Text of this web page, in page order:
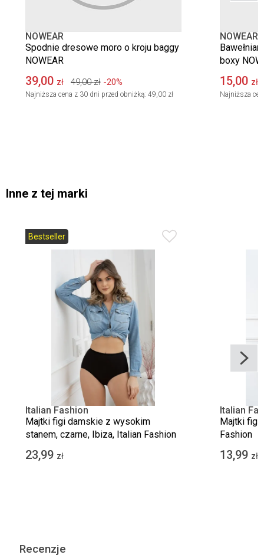
NOWEAR
Spodnie dresowe moro o kroju baggy
NOWEAR
39,00 zł 49,00 zł -20%
Najniższa cena z 30 dni przed obniżką: 49,00 zł
NOWEAR
boxy
15,00 zł
Najniższa
Inne z tej marki
Bestseller
Italian Fashion
Majtki figi damskie z wysokim
stanem, czarne, Ibiza, Italian Fashion
23,99 zł
Italian
Majtki figi
Fashion
13,99 zł
Recenzje